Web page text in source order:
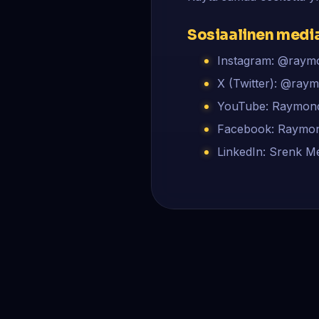
Sosiaalinen
Instagram:
X (Twitter):
YouTube:
Facebook:
LinkedIn: Srenk